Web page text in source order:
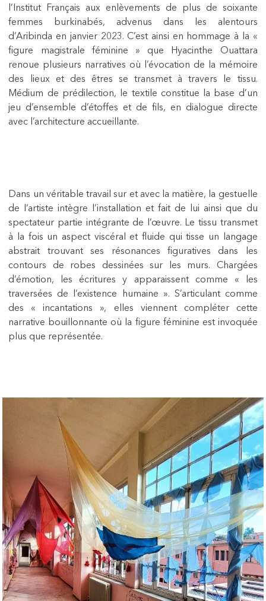
l’Institut Français aux enlèvements de plus de soixante
femmes burkinabés, advenus dans les alentours
d’Aribinda en janvier 2023. C’est ainsi en hommage à la «
figure magistrale féminine » que Hyacinthe Ouattara
renoue plusieurs narratives où l’évocation de la mémoire
des lieux et des êtres se transmet à travers le tissu.
Médium de prédilection, le textile constitue la base d’un
jeu d’ensemble d’étoffes et de fils, en dialogue directe
avec l’architecture accueillante.
Dans un véritable travail sur et avec la matière, la gestuelle
de l’artiste intègre l’installation et fait de lui ainsi que du
spectateur partie intégrante de l’œuvre. Le tissu transmet
à la fois un aspect viscéral et fluide qui tisse un langage
abstrait trouvant ses résonances figuratives dans les
contours de robes dessinées sur les murs. Chargées
d’émotion, les écritures y apparaissent comme « les
traversées de l’existence humaine ». S’articulant comme
des « incantations », elles viennent compléter cette
narrative bouillonnante où la figure féminine est invoquée
plus que représentée.